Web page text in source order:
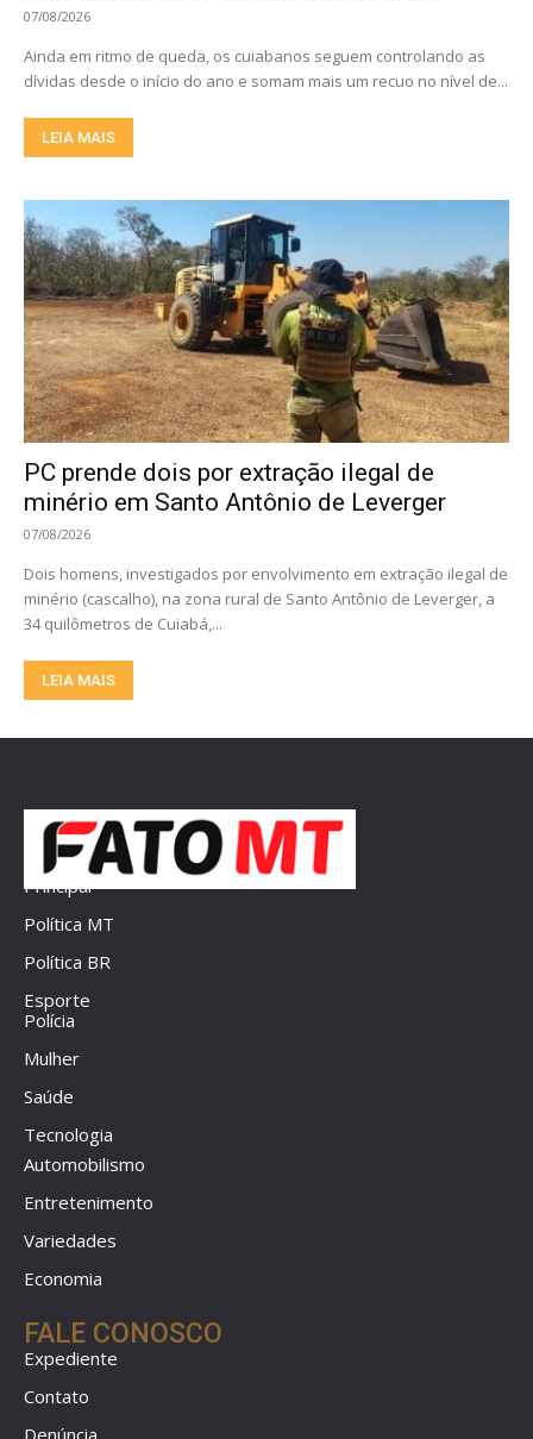
07/08/2026
Ainda em ritmo de queda, os cuiabanos seguem controlando as
dívidas desde o início do ano e somam mais um recuo no nível de...
LEIA MAIS
PC prende dois por extração ilegal de
minério em Santo Antônio de Leverger
07/08/2026
Dois homens, investigados por envolvimento em extração ilegal de
minério (cascalho), na zona rural de Santo Antônio de Leverger, a
34 quilômetros de Cuiabá,...
LEIA MAIS
Principal
Política MT
Política BR
Esporte
Polícia
Mulher
Saúde
Tecnologia
Automobilismo
Entretenimento
Variedades
Economia
FALE CONOSCO
Expediente
Contato
Denúncia